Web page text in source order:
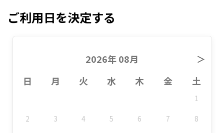
ご利用日を決定する
2026年 08月
＞
日
月 火 水 木 金 土
1
2 3 4 5 6 7 8